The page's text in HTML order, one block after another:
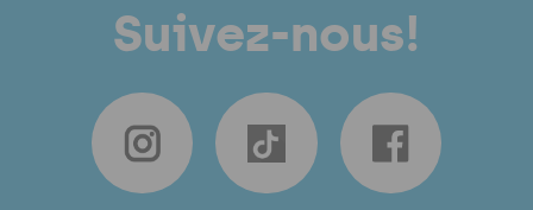
Suivez-nous!